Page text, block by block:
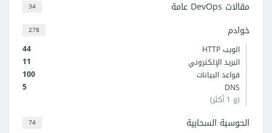
34 مقالات DevOps عامة
278 خوادم
44
الويب HTTP
11
البريد الإلكتروني
100
قواعد البيانات
5
DNS
(و 1 أكثر)
74 الحوسبة السحابية